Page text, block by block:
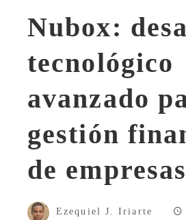
Nubox:
tecnológico
avanzado
gestión
de empresas
Ezequiel J. Iriarte